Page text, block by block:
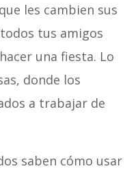
les cambien sus
tus amigos
una fiesta. Lo
donde los
a trabajar de
saben cómo usar